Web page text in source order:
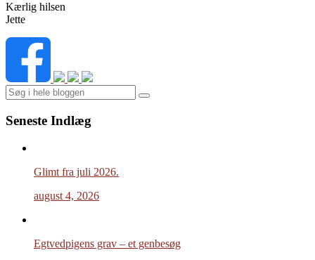
Kærlig hilsen
Jette
Search
Seneste Indlæg
Glimt fra juli 2026.
august 4, 2026
Egtvedpigens grav – et genbesøg